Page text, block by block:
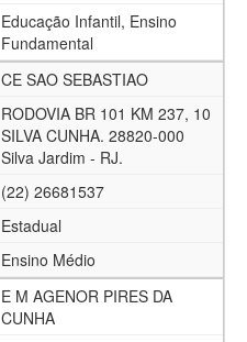
Educação Infantil, Ensino
Fundamental
CE SAO SEBASTIAO
RODOVIA BR 101 KM 237, 10
SILVA CUNHA. 28820-000
Silva Jardim - RJ.
(22) 26681537
Estadual
Ensino Médio
E M AGENOR PIRES DA
CUNHA